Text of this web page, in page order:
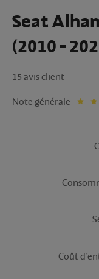
Seat
(2010 -
15 avis client
Note générale
Coût